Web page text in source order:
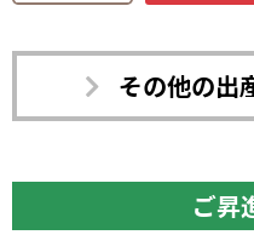
その他の出
ご昇